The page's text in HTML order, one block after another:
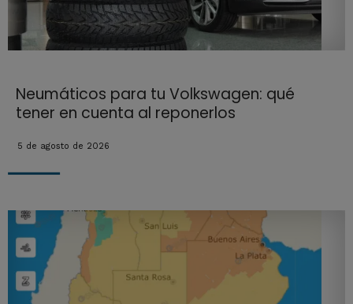
Neumáticos para tu Volkswagen: qué
tener en cuenta al reponerlos
5 de agosto de 2026